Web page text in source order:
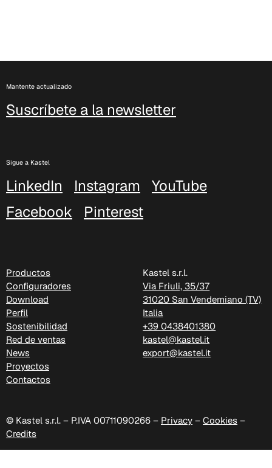
C 340
C 324
Mantente actualizado
Suscríbete a la newsletter
Sigue a Kastel
LinkedIn Instagram
YouTube
Facebook
Pinterest
Productos
Configuradores
Download
Perfil
Sostenibilidad
Red de ventas
News
Proyectos
Contactos
Kastel s.r.l.
Via Friuli, 35/37
31020 San Vendemiano (TV)
Italia
+39 0438401380
kastel@kastel.it
export@kastel.it
© Kastel s.r.l. – P.IVA 00711090266 – Privacy – Cookies –
Credits